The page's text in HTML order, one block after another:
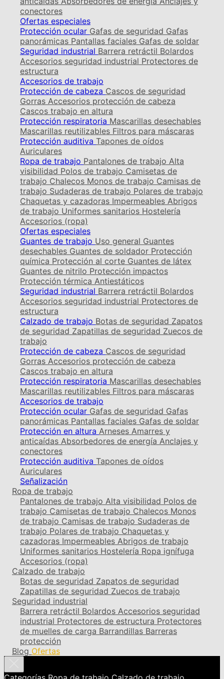
conectores
Ofertas especiales
Protección ocular Gafas de seguridad Gafas
panorámicas Pantallas faciales Gafas de soldar
Seguridad industrial Barrera retráctil Bolardos
Accesorios seguridad industrial Protectores de
estructura
Accesorios de trabajo
Protección de cabeza Cascos de seguridad
Gorras Accesorios protección de cabeza
Cascos trabajo en altura
Protección respiratoria Mascarillas desechables
Mascarillas reutilizables Filtros para máscaras
Protección auditiva Tapones de oídos
Auriculares
Ropa de trabajo Pantalones de trabajo Alta
visibilidad Polos de trabajo Camisetas de
trabajo Chalecos Monos de trabajo Camisas de
trabajo Sudaderas de trabajo Polares de trabajo
Chaquetas y cazadoras Impermeables Abrigos
de trabajo Uniformes sanitarios Hostelería
Accesorios (ropa)
Ofertas especiales
Guantes de trabajo Uso general Guantes
desechables Guantes de soldador Protección
química Protección al corte Guantes de látex
Guantes de nitrilo Protección impactos
Protección térmica Antiestáticos
Seguridad industrial Barrera retráctil Bolardos
Accesorios seguridad industrial Protectores de
estructura
Calzado de trabajo Botas de seguridad Zapatos
de seguridad Zapatillas de seguridad Zuecos de
trabajo
Protección de cabeza Cascos de seguridad
Gorras Accesorios protección de cabeza
Cascos trabajo en altura
Protección respiratoria Mascarillas desechables
Mascarillas reutilizables Filtros para máscaras
Accesorios de trabajo
Protección ocular Gafas de seguridad Gafas
panorámicas Pantallas faciales Gafas de soldar
Protección en altura Arneses Amarres y
anticaídas Absorbedores de energía Anclajes y
conectores
Protección auditiva Tapones de oídos
Auriculares
Señalización
Ropa de trabajo
Pantalones de trabajo Alta visibilidad Polos de
trabajo Camisetas de trabajo Chalecos Monos
de trabajo Camisas de trabajo Sudaderas de
trabajo Polares de trabajo Chaquetas y
cazadoras Impermeables Abrigos de trabajo
Uniformes sanitarios Hostelería Ropa ignífuga
Accesorios (ropa)
Calzado de trabajo
Botas de seguridad Zapatos de seguridad
Zapatillas de seguridad Zuecos de trabajo
Seguridad industrial
Barrera retráctil Bolardos Accesorios seguridad
industrial Protectores de estructura Protectores
de muelles de carga Barrandillas Barreras
protección
Blog Ofertas